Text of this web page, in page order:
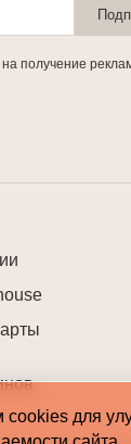
на получение
cookies для